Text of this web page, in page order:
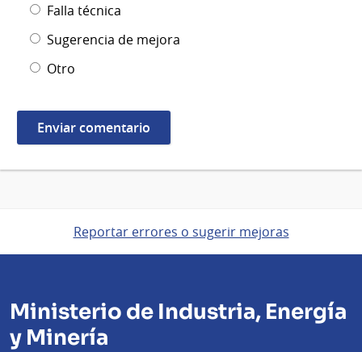
Falla técnica
Sugerencia de mejora
Otro
Reportar errores o sugerir mejoras
Ministerio de Industria, Energía
y Minería